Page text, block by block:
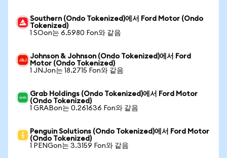
Southern (Ondo Tokenized)에서 Ford Motor (Ondo
Tokenized)
1 SOon는 6.5980 Fon와 같음
Johnson & Johnson (Ondo Tokenized)에서 Ford
Motor (Ondo Tokenized)
1 JNJon는 18.2715 Fon와 같음
Grab Holdings (Ondo Tokenized)에서 Ford Motor
(Ondo Tokenized)
1 GRABon는 0.261636 Fon와 같음
Penguin Solutions (Ondo Tokenized)에서 Ford Motor
(Ondo Tokenized)
1 PENGon는 3.3159 Fon와 같음